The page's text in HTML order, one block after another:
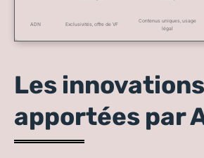
ADN Exclusivités, offre de VF
Contenus uniques, usage
légal
Les innovations
apportées par